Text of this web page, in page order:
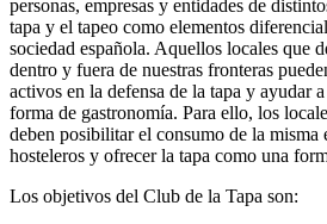
personas, empresas y entidades de
tapa y el tapeo como elementos
sociedad española. Aquellos locales que
dentro y fuera de nuestras fronteras
activos en la defensa de la tapa y ayudar
forma de gastronomía. Para ello, los
deben posibilitar el consumo de la misma
hosteleros y ofrecer la tapa como una
Los objetivos del Club de la Tapa son: